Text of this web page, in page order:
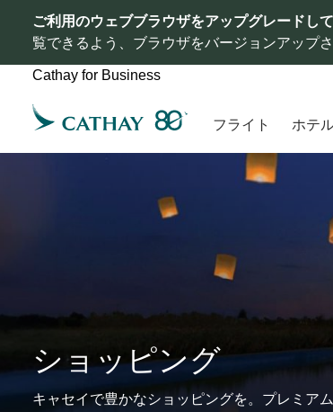
ご利用のウェブブラウザをアップグレードし
覧できるよう、ブラウザをバージョンアップ
Cathay for Business
フライト ホテ
ショッピング
キャセイで豊かなショッピングを。プレミア